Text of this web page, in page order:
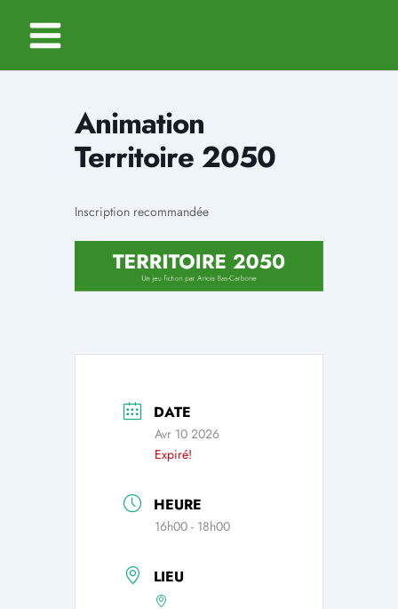
contenu
Animation
Territoire 2050
Inscription recommandée
DATE
Avr 10 2026
Expiré!
HEURE
16h00 - 18h00
LIEU